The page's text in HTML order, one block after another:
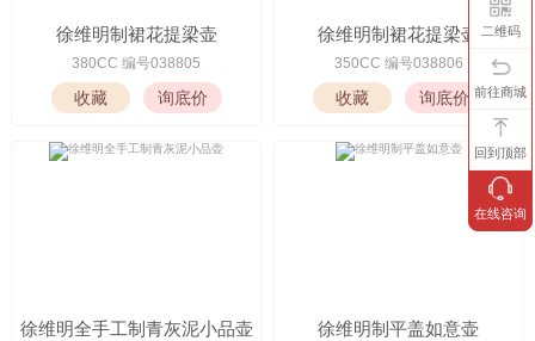
徐维明制裙花提梁壶
380CC 编号038805
徐维明制裙花提梁壶
350CC 编号038806
徐维明全手工制青灰泥小品壶 徐维明制平盖如意壶
二维码
前往商城
回到顶部
在线咨询